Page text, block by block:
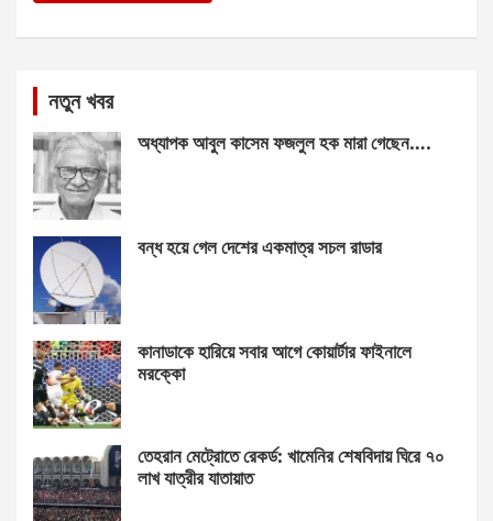
নতুন খবর
অধ্যাপক আবুল কাসেম ফজলুল হক মারা গেছেন….
বন্ধ হয়ে গেল দেশের একমাত্র সচল রাডার
কানাডাকে হারিয়ে সবার আগে কোয়ার্টার ফাইনালে
মরক্কো
তেহরান মেট্রোতে রেকর্ড: খামেনির শেষবিদায় ঘিরে ৭০
লাখ যাত্রীর যাতায়াত